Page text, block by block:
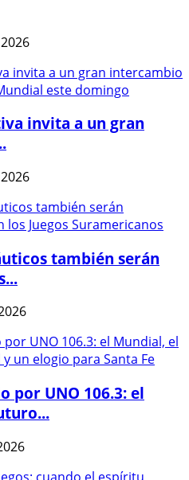
invita a un gran
también serán
por UNO 106.3: el